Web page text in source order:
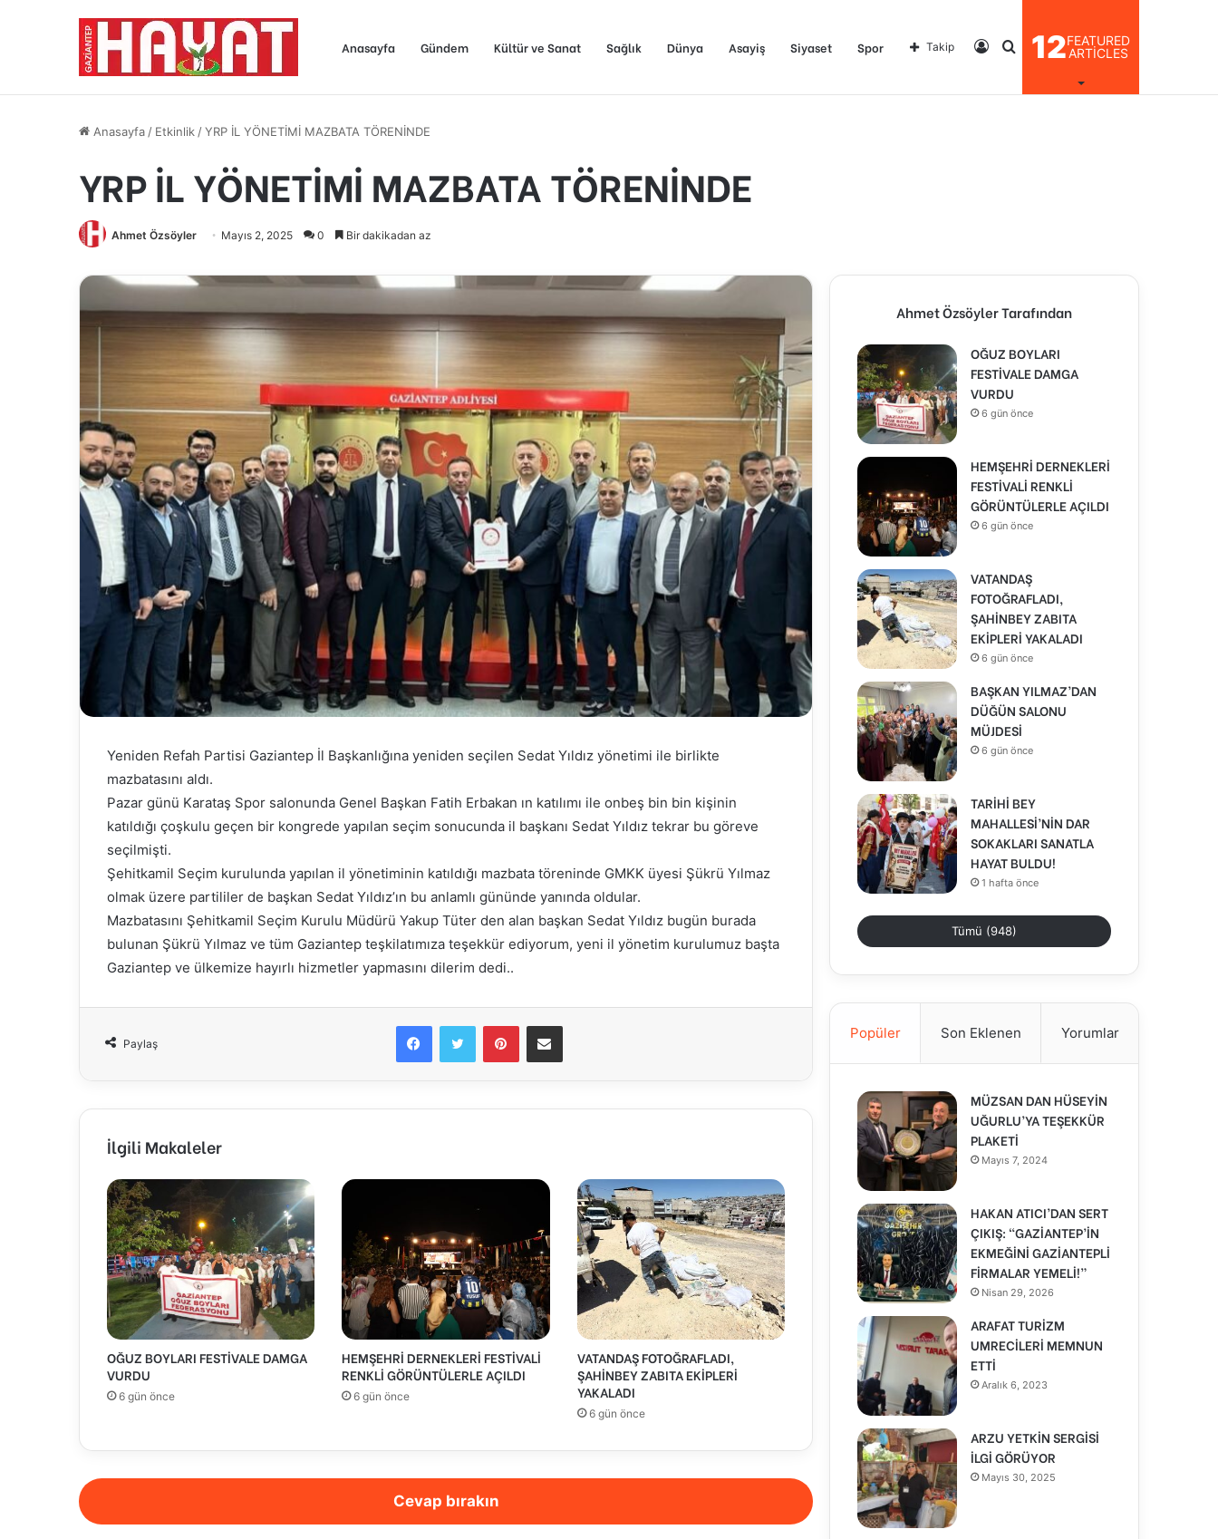
Anasayfa Gündem Kültür ve Sanat Sağlık Dünya Asayiş Siyaset Spor 12FEATURED
ARTICLES
Arama
Kayıt
Takip
Anasayfa / Etkinlik /YRP İL YÖNETİMİ MAZBATA TÖRENİNDE
YRP İL YÖNETİMİ MAZBATA TÖRENİNDE
Ahmet Özsöyler Mayıs 2, 2025 0 Bir dakikadan az
Yeniden Refah Partisi Gaziantep İl Başkanlığına yeniden seçilen Sedat Yıldız yönetimi ile birlikte
mazbatasını aldı.
Pazar günü Karataş Spor salonunda Genel Başkan Fatih Erbakan ın katılımı ile onbeş bin bin kişinin
katıldığı çoşkulu geçen bir kongrede yapılan seçim sonucunda il başkanı Sedat Yıldız tekrar bu göreve
seçilmişti.
Şehitkamil Seçim kurulunda yapılan il yönetiminin katıldığı mazbata töreninde GMKK üyesi Şükrü Yılmaz
olmak üzere partililer de başkan Sedat Yıldız’ın bu anlamlı gününde yanında oldular.
Mazbatasını Şehitkamil Seçim Kurulu Müdürü Yakup Tüter den alan başkan Sedat Yıldız bugün burada
bulunan Şükrü Yılmaz ve tüm Gaziantep teşkilatımıza teşekkür ediyorum, yeni il yönetim kurulumuz başta
Gaziantep ve ülkemize hayırlı hizmetler yapmasını dilerim dedi..
Paylaş
FacebookTwitter PinterestE-Posta ile paylaş
İlgili Makaleler
OĞUZ BOYLARI FESTİVALE DAMGA
VURDU
6 gün önce
HEMŞEHRİ DERNEKLERİ FESTİVALİ
RENKLİ GÖRÜNTÜLERLE AÇILDI
6 gün önce
VATANDAŞ FOTOĞRAFLADI,
ŞAHİNBEY ZABITA EKİPLERİ
YAKALADI
6 gün önce
Cevap bırakın
Ahmet Özsöyler Tarafından
OĞUZ BOYLARI
FESTİVALE DAMGA
VURDU
6 gün önce
HEMŞEHRİ DERNEKLERİ
FESTİVALİ RENKLİ
GÖRÜNTÜLERLE AÇILDI
6 gün önce
VATANDAŞ
FOTOĞRAFLADI,
ŞAHİNBEY ZABITA
EKİPLERİ YAKALADI
6 gün önce
BAŞKAN YILMAZ’DAN
DÜĞÜN SALONU
MÜJDESİ
6 gün önce
TARİHİ BEY
MAHALLESİ’NİN DAR
SOKAKLARI SANATLA
HAYAT BULDU!
1 hafta önce
Tümü (948)
Popüler Son Eklenen Yorumlar
MÜZSAN DAN HÜSEYİN
UĞURLU’YA TEŞEKKÜR
PLAKETİ
Mayıs 7, 2024
HAKAN ATICI’DAN SERT
ÇIKIŞ: “GAZİANTEP’İN
EKMEĞİNİ GAZİANTEPLİ
FİRMALAR YEMELİ!”
Nisan 29, 2026
ARAFAT TURİZM
UMRECİLERİ MEMNUN
ETTİ
Aralık 6, 2023
ARZU YETKİN SERGİSİ
İLGİ GÖRÜYOR
Mayıs 30, 2025